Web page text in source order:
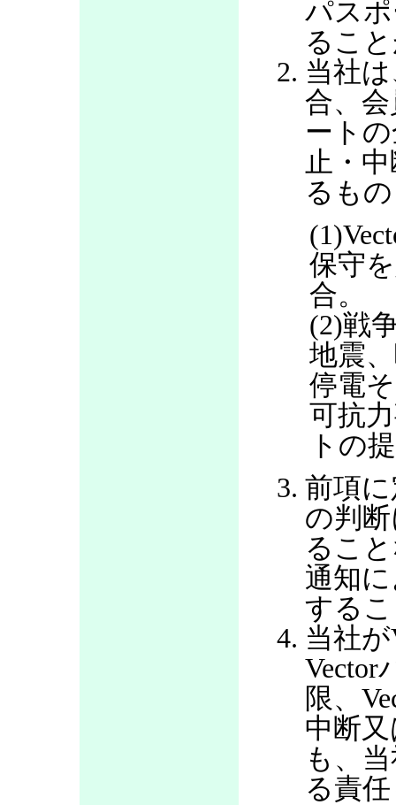
パス
るこ
当社
合、
ート
止・
るも
保守
合。
(2)戦
地震
停電
可抗
トの
前項
の判
るこ
通知
する
当社
Vector
限、
中断
も、
る責